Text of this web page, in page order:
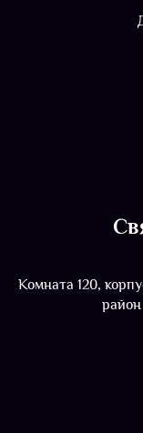
Комната 120,